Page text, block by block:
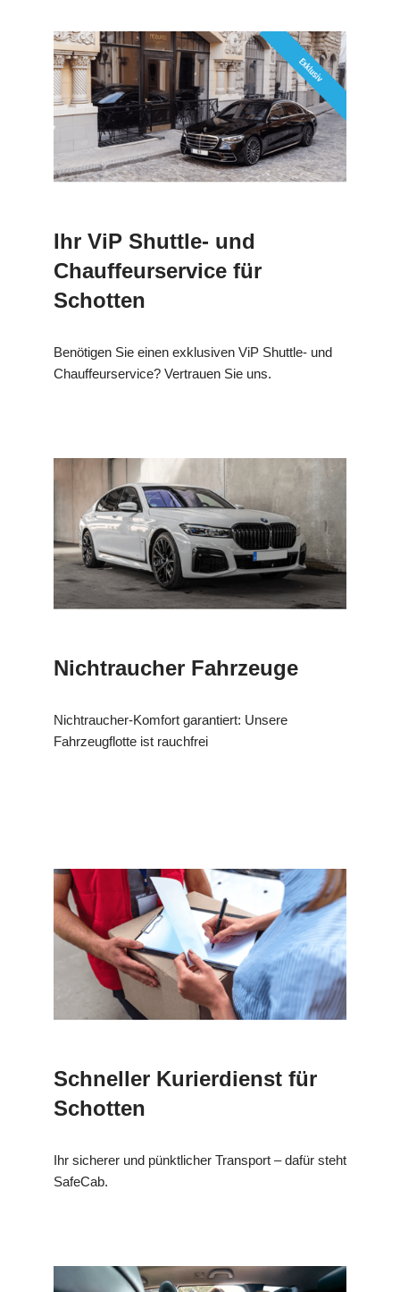
Ihr ViP Shuttle- und
Chauffeurservice für
Schotten
Benötigen Sie einen exklusiven ViP Shuttle- und
Chauffeurservice? Vertrauen Sie uns.
Nichtraucher Fahrzeuge
Nichtraucher-Komfort garantiert: Unsere
Fahrzeugflotte ist rauchfrei
Schneller Kurierdienst für
Schotten
Ihr sicherer und pünktlicher Transport – dafür steht
SafeCab.